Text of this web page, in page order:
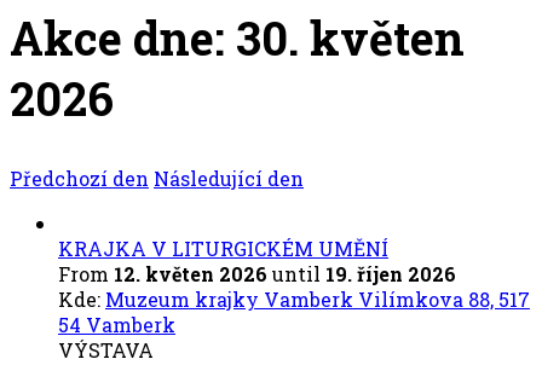
Akce dne: 30. květen
2026
Předchozí den Následující den
KRAJKA V LITURGICKÉM UMĚNÍ
From 12. květen 2026 until 19. říjen 2026
Kde: Muzeum krajky Vamberk Vilímkova 88, 517
54 Vamberk
VÝSTAVA